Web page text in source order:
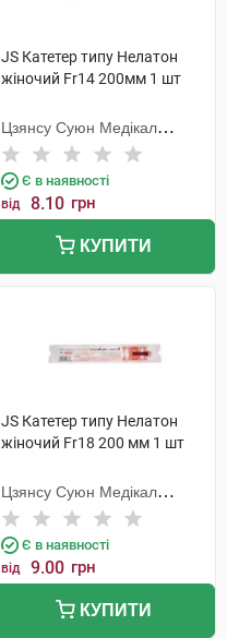
JS Катетер типу Нелатон
жіночий Fr14 200мм 1 шт
Цзянсу Суюн Медікал
Метіріалс
Є в наявності
від 8.10 грн
КУПИТИ
JS Катетер типу Нелатон
жіночий Fr18 200 мм 1 шт
Цзянсу Суюн Медікал
Метіріалс
Є в наявності
від 9.00 грн
КУПИТИ